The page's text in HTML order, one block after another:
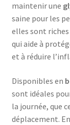
maintenir une
saine pour les
elles sont riches
qui aide à
et à réduire
Disponibles en
sont idéales
la journée, que
déplacement.